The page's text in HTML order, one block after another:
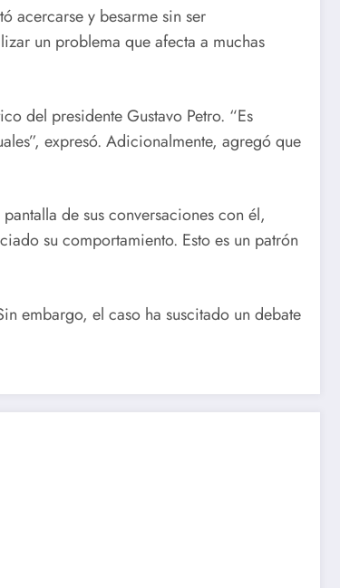
acercarse y besarme sin ser
un problema que afecta a muchas
del presidente Gustavo Petro. “Es
expresó. Adicionalmente, agregó que
de sus conversaciones con él,
su comportamiento. Esto es un patrón
embargo, el caso ha suscitado un debate